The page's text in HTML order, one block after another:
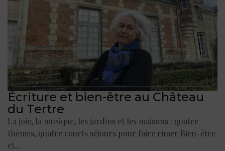
Écriture et bien-être au Château
du Tertre
La joie, la musique, les jardins et les maisons : quatre
thèmes, quatre courts séjours pour faire rimer Bien-être
et...